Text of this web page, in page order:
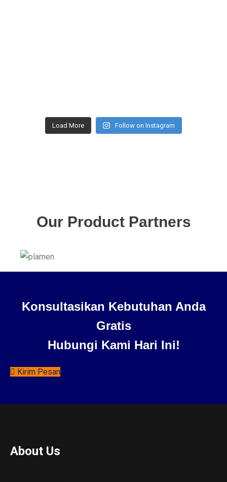
Load More Follow on Instagram
Our Product Partners
Konsultasikan Kebutuhan Anda
Gratis
Hubungi Kami Hari Ini!
Kirim Pesan
About Us